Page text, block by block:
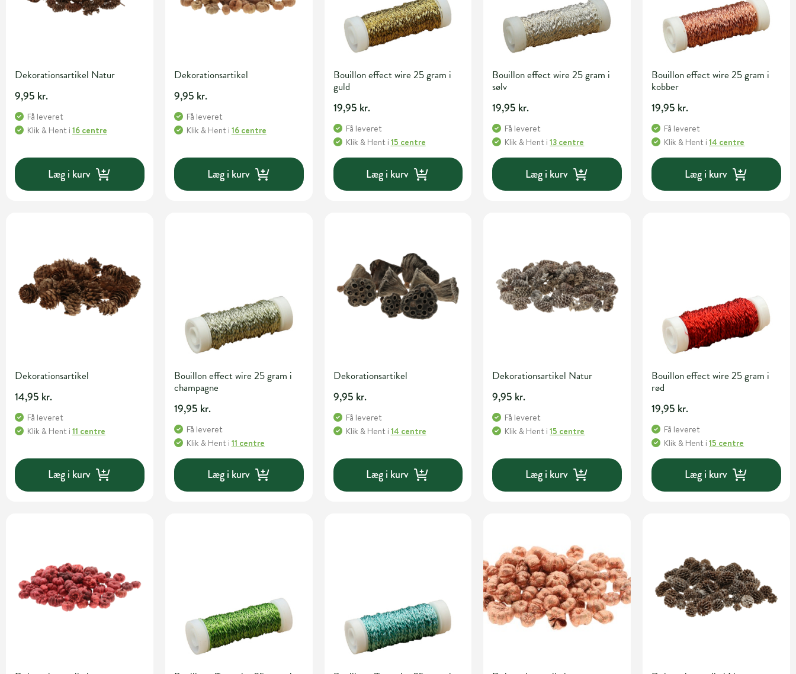
Dekorationsartikel Natur
9,95 kr.
Få leveret
Klik & Hent i 16 centre
Læg i kurv
Dekorationsartikel
9,95 kr.
Få leveret
Klik & Hent i 16 centre
Læg i kurv
Bouillon effect wire 25 gram i
guld
19,95 kr.
Få leveret
Klik & Hent i 15 centre
Læg i kurv
Bouillon effect wire 25 gram i
sølv
19,95 kr.
Få leveret
Klik & Hent i13 centre
Læg i kurv
Bouillon effect wire 25 gram i
kobber
19,95 kr.
Få leveret
Klik & Hent i14 centre
Læg i kurv
Dekorationsartikel
14,95 kr.
Få leveret
Klik & Hent i 11 centre
Læg i kurv
Bouillon effect wire 25 gram i
champagne
19,95 kr.
Få leveret
Klik & Hent i 11 centre
Læg i kurv
Dekorationsartikel
9,95 kr.
Få leveret
Klik & Hent i 14 centre
Læg i kurv
Dekorationsartikel Natur
9,95 kr.
Få leveret
Klik & Hent i15 centre
Læg i kurv
Bouillon effect wire 25 gram i
rød
19,95 kr.
Få leveret
Klik & Hent i15 centre
Læg i kurv